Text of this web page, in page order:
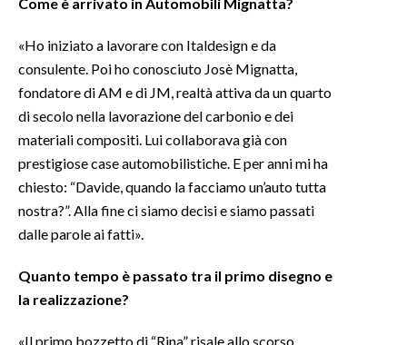
«Ho iniziato a lavorare con Italdesign e da
consulente. Poi ho conosciuto Josè Mignatta,
fondatore di AM e di JM, realtà attiva da un quarto
di secolo nella lavorazione del carbonio e dei
materiali compositi. Lui collaborava già con
prestigiose case automobilistiche. E per anni mi ha
chiesto: “Davide, quando la facciamo un’auto tutta
nostra?”. Alla fine ci siamo decisi e siamo passati
dalle parole ai fatti».
Quanto tempo è passato tra il primo disegno e
la realizzazione?
«Il primo bozzetto di “Rina” risale allo scorso